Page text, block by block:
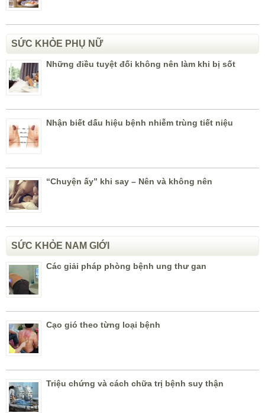
SỨC KHỎE PHỤ NỮ
Những điều tuyệt đối không nên làm khi bị sốt
Nhận biết dấu hiệu bệnh nhiễm trùng tiết niệu
“Chuyện ấy” khi say – Nên và không nên
SỨC KHỎE NAM GIỚI
Các giải pháp phòng bệnh ung thư gan
Cạo gió theo từng loại bệnh
Triệu chứng và cách chữa trị bệnh suy thận